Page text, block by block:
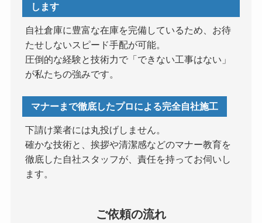
します
自社倉庫に豊富な在庫を完備しているため、お待
たせしないスピード手配が可能。
圧倒的な経験と技術力で「できない工事はない」
が私たちの強みです。
マナーまで徹底したプロによる完全自社施工
下請け業者には丸投げしません。
確かな技術と、挨拶や清潔感などのマナー教育を
徹底した自社スタッフが、責任を持ってお伺いし
ます。
ご依頼の流れ